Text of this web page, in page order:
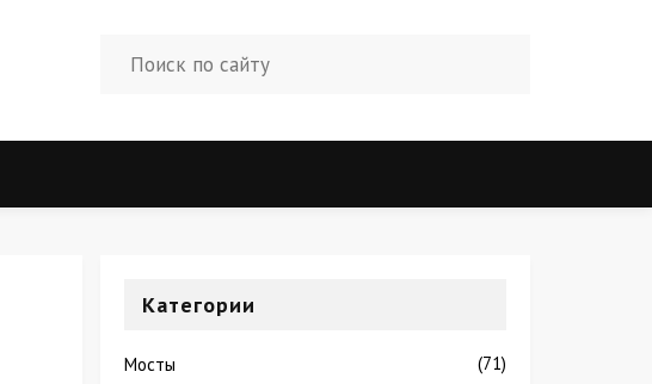
Категории
Мосты (71)